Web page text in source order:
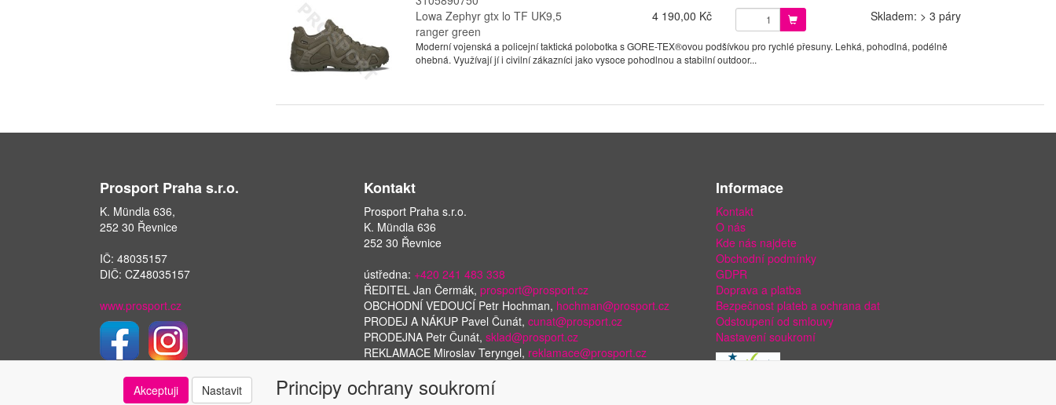
Lowa Zephyr gtx lo TF UK9,5
ranger green
4 190,00 Kč Skladem: > 3 páry
Moderní vojenská a policejní taktická polobotka s GORE-TEX®ovou podšívkou pro rychlé přesuny. Lehká, pohodlná, podélně
ohebná. Využívají jí i civilní zákazníci jako vysoce pohodlnou a stabilní outdoor...
Prosport Praha s.r.o.
K. Mündla 636,
252 30 Řevnice
IČ: 48035157
DIČ: CZ48035157
www.prosport.cz
Kontakt
Prosport Praha s.r.o.
K. Mündla 636
252 30 Řevnice
ústředna: +420 241 483 338
ŘEDITEL Jan Čermák, prosport@prosport.cz
OBCHODNÍ VEDOUCÍ Petr Hochman, hochman@prosport.cz
PRODEJ A NÁKUP Pavel Čunát, cunat@prosport.cz
PRODEJNA Petr Čunát, sklad@prosport.cz
REKLAMACE Miroslav Teryngel, reklamace@prosport.cz
Informace
Kontakt
O nás
Kde nás najdete
Obchodní podmínky
GDPR
Doprava a platba
Bezpečnost plateb a ochrana dat
Odstoupení od smlouvy
Nastavení soukromí
Akceptuji Nastavit Principy ochrany soukromí